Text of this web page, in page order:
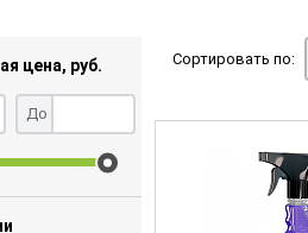
цена, руб.
До
Сортировать по: